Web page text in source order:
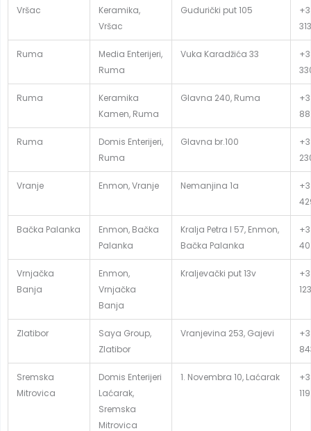
Vršac
Keramika,
Vršac
Gudurički put 105
313
Ruma
Media Enterijeri,
Ruma
Vuka Karadžića 33
Ruma
Keramika
Kamen, Ruma
Glavna 240, Ruma
Ruma
Domis Enterijeri,
Ruma
Glavna br.100
Vranje Enmon, Vranje Nemanjina 1a
Bačka Palanka
Enmon, Bačka
Palanka
Kralja Petra I 57, Enmon,
Bačka Palanka
40
Vrnjačka
Banja
Enmon,
Vrnjačka
Banja
Kraljevački put 13v
123
Zlatibor
Saya Group,
Zlatibor
Vranjevina 253, Gajevi
Sremska
Mitrovica
Domis Enterijeri
Laćarak,
Sremska
Mitrovica
1. Novembra 10, Laćarak
119